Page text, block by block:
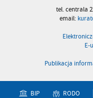
tel. centrala
email:
E-
Publikacja
BIP RODO